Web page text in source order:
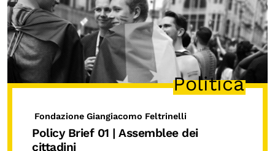
Politica
Fondazione Giangiacomo Feltrinelli
Policy Brief 01 | Assemblee dei
cittadini